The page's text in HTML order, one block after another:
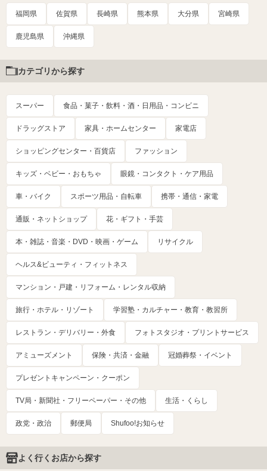
福岡県 佐賀県 長崎県 熊本県 大分県 宮崎県
鹿児島県 沖縄県
カテゴリから探す
スーパー 食品・菓子・飲料・酒・日用品・コンビニ
ドラッグストア 家具・ホームセンター 家電店
ショッピングセンター・百貨店 ファッション
キッズ・ベビー・おもちゃ 眼鏡・コンタクト・ケア用品
車・バイク スポーツ用品・自転車 携帯・通信・家電
通販・ネットショップ 花・ギフト・手芸
本・雑誌・音楽・DVD・映画・ゲーム リサイクル
ヘルス&ビューティ・フィットネス
マンション・戸建・リフォーム・レンタル収納
旅行・ホテル・リゾート 学習塾・カルチャー・教育・教習所
レストラン・デリバリー・外食 フォトスタジオ・プリントサービス
アミューズメント 保険・共済・金融 冠婚葬祭・イベント
プレゼントキャンペーン・クーポン
TV局・新聞社・フリーペーパー・その他 生活・くらし
政党・政治 郵便局 Shufoo!お知らせ
よく行くお店から探す